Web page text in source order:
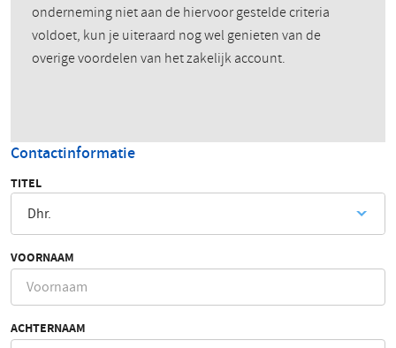
onderneming niet aan de hiervoor gestelde criteria
voldoet, kun je uiteraard nog wel genieten van de
overige voordelen van het zakelijk account.
Contactinformatie
TITEL
Dhr.
VOORNAAM
ACHTERNAAM